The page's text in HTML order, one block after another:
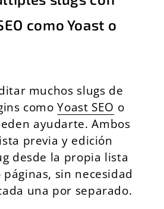
como Yoast o
muchos slugs de
comoYoast SEO o
ayudarte. Ambos
previa y edición
desde la propia lista
sin necesidad
una por separado.